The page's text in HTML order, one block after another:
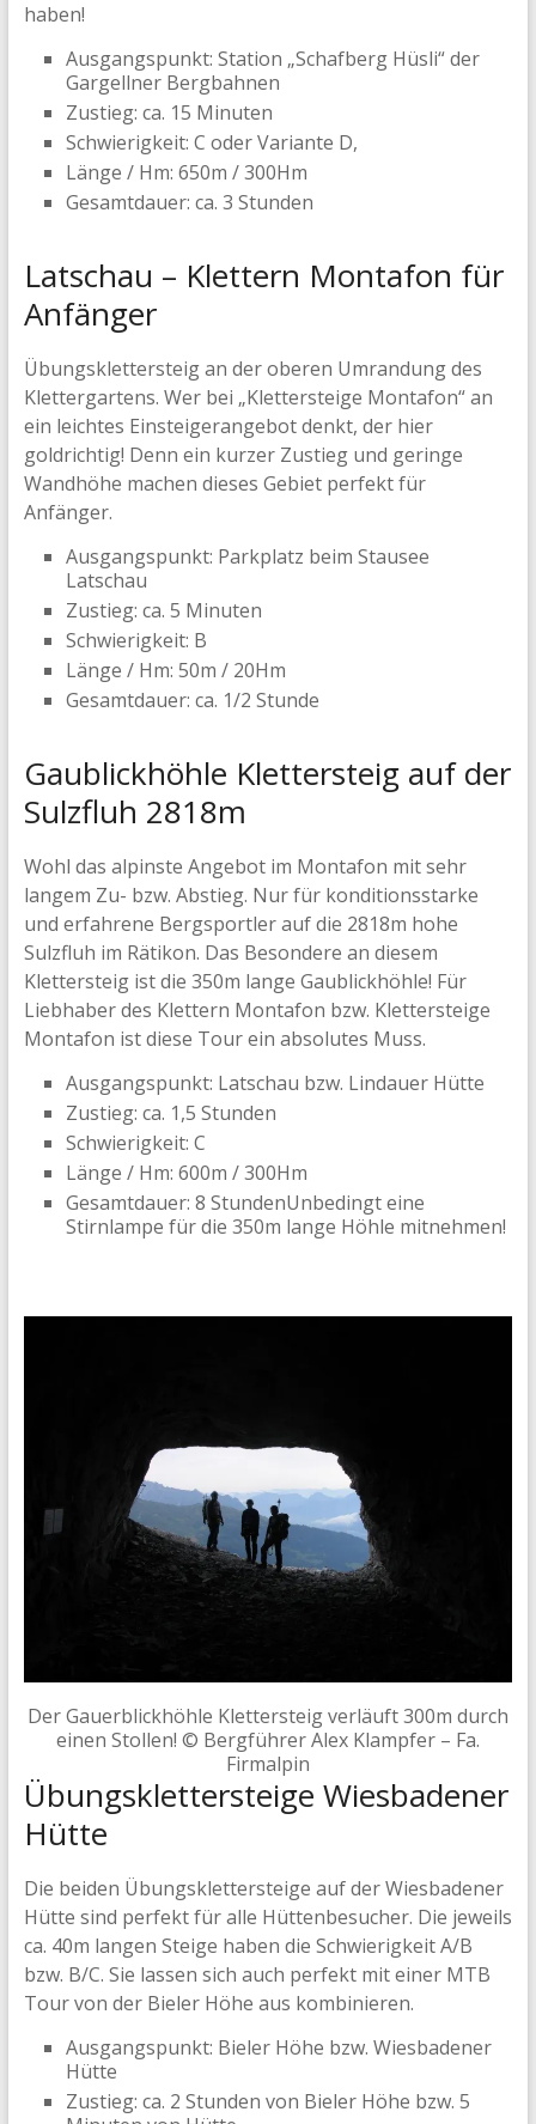
haben!
Ausgangspunkt: Station „Schafberg Hüsli“ der
Gargellner Bergbahnen
Zustieg: ca. 15 Minuten
Schwierigkeit: C oder Variante D,
Länge / Hm: 650m / 300Hm
Gesamtdauer: ca. 3 Stunden
Latschau – Klettern Montafon für
Anfänger
Übungsklettersteig an der oberen Umrandung des
Klettergartens. Wer bei „Klettersteige Montafon“ an
ein leichtes Einsteigerangebot denkt, der hier
goldrichtig! Denn ein kurzer Zustieg und geringe
Wandhöhe machen dieses Gebiet perfekt für
Anfänger.
Ausgangspunkt: Parkplatz beim Stausee
Latschau
Zustieg: ca. 5 Minuten
Schwierigkeit: B
Länge / Hm: 50m / 20Hm
Gesamtdauer: ca. 1/2 Stunde
Gaublickhöhle Klettersteig auf der
Sulzfluh 2818m
Wohl das alpinste Angebot im Montafon mit sehr
langem Zu- bzw. Abstieg. Nur für konditionsstarke
und erfahrene Bergsportler auf die 2818m hohe
Sulzfluh im Rätikon. Das Besondere an diesem
Klettersteig ist die 350m lange Gaublickhöhle! Für
Liebhaber des Klettern Montafon bzw. Klettersteige
Montafon ist diese Tour ein absolutes Muss.
Ausgangspunkt: Latschau bzw. Lindauer Hütte
Zustieg: ca. 1,5 Stunden
Schwierigkeit: C
Länge / Hm: 600m / 300Hm
Gesamtdauer: 8 StundenUnbedingt eine
Stirnlampe für die 350m lange Höhle mitnehmen!
Der Gauerblickhöhle Klettersteig verläuft 300m durch
einen Stollen! © Bergführer Alex Klampfer – Fa.
Firmalpin
Übungsklettersteige Wiesbadener
Hütte
Die beiden Übungsklettersteige auf der Wiesbadener
Hütte sind perfekt für alle Hüttenbesucher. Die jeweils
ca. 40m langen Steige haben die Schwierigkeit A/B
bzw. B/C. Sie lassen sich auch perfekt mit einer MTB
Tour von der Bieler Höhe aus kombinieren.
Ausgangspunkt: Bieler Höhe bzw. Wiesbadener
Hütte
Zustieg: ca. 2 Stunden von Bieler Höhe bzw. 5